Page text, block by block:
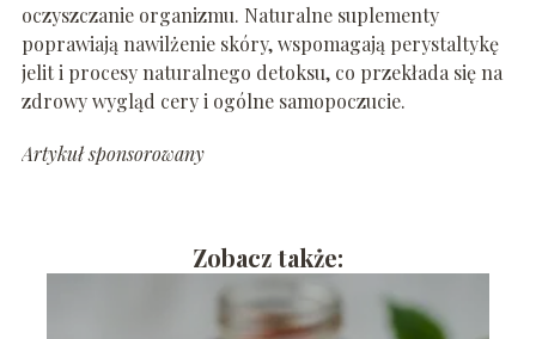
oczyszczanie organizmu. Naturalne suplementy
poprawiają nawilżenie skóry, wspomagają perystaltykę
jelit i procesy naturalnego detoksu, co przekłada się na
zdrowy wygląd cery i ogólne samopoczucie.
Artykuł sponsorowany
Zobacz także: